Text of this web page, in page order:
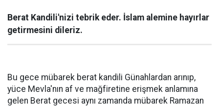
Berat Kandili'nizi tebrik eder. İslam alemine hayırlar
getirmesini dileriz.
Bu gece mübarek berat kandili Günahlardan arınıp,
yüce Mevla'nın af ve mağfiretine erişmek anlamına
gelen Berat gecesi aynı zamanda mübarek Ramazan